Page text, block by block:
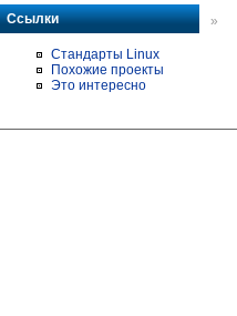
Ссылки
Стандарты Linux
Похожие проекты
Это интересно
»